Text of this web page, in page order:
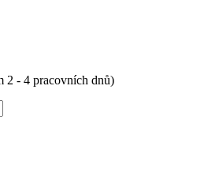
2 - 4 pracovních dnů)